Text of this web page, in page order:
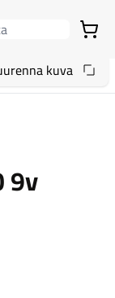
Ostoskori
kuva
9v